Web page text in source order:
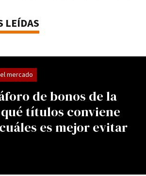
LEÍDAS
de bonos de la
títulos conviene
es mejor evitar
mercado